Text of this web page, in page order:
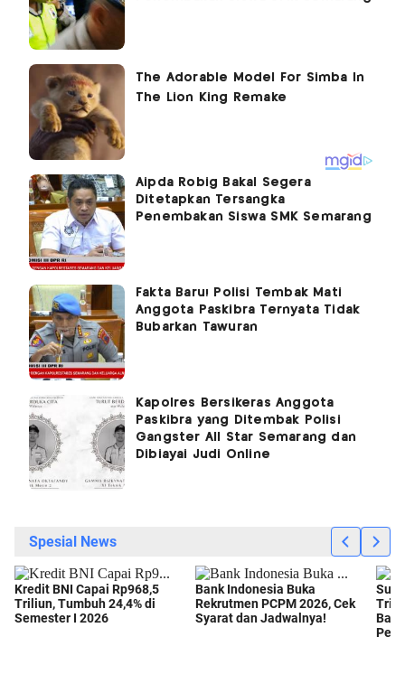
Aipda Robig Bakal Segera
Ditetapkan Tersangka
Penembakan Siswa SMK Semarang
Fakta Baru! Polisi Tembak Mati
Anggota Paskibra Ternyata Tidak
Bubarkan Tawuran
Kapolres Bersikeras Anggota
Paskibra yang Ditembak Polisi
Gangster All Star Semarang dan
Dibiayai Judi Online